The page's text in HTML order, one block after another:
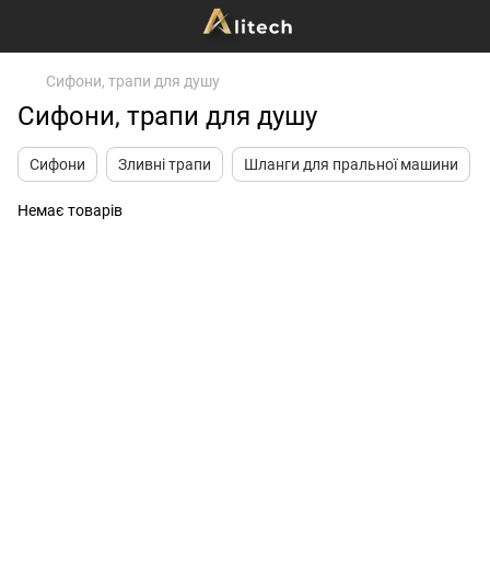
Сифони, трапи для душу
Сифони, трапи для душу
Сифони Зливні трапи Шланги для пральної машини
Немає товарів